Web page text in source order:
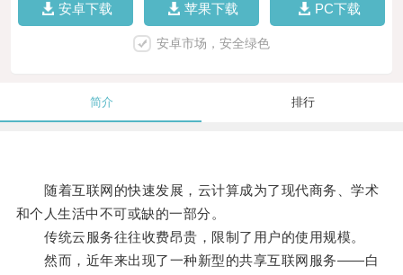
安卓下载 苹果下载 PC下载
安卓市场，安全绿色
简介 排行
随着互联网的快速发展，云计算成为了现代商务、学术
和个人生活中不可或缺的一部分。
传统云服务往往收费昂贵，限制了用户的使用规模。
然而，近年来出现了一种新型的共享互联网服务——白